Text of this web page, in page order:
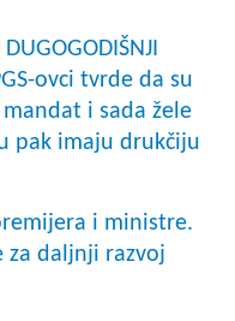
ovci tvrde da su
i sada žele
pak imaju drukčiju
i ministre.
za daljnji razvoj